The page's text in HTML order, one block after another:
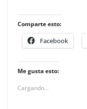
Comparte esto:
Facebook
Me gusta esto:
Cargando...